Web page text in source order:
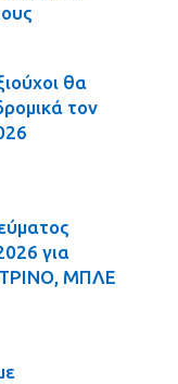
θα
τον
για
ΜΠΛΕ